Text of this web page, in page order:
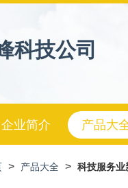
科技公司
企业简介 产品大
> 产品大全 > 科技服务业